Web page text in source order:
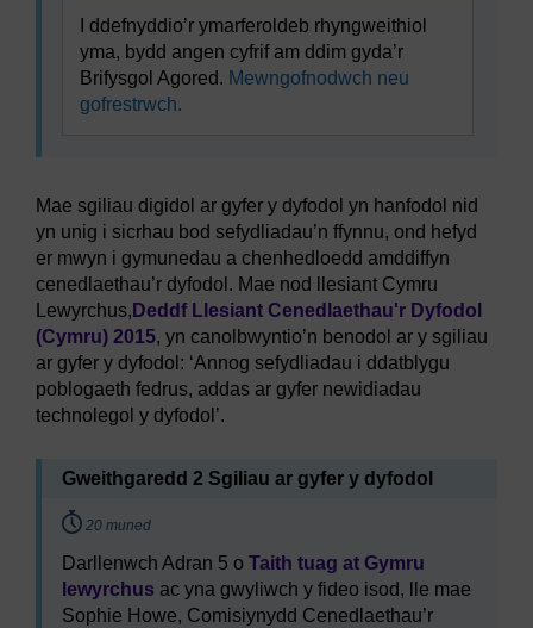
I ddefnyddio’r ymarferoldeb rhyngweithiol
yma, bydd angen cyfrif am ddim gyda’r
Brifysgol Agored. Mewngofnodwch neu
gofrestrwch.
Mae sgiliau digidol ar gyfer y dyfodol yn hanfodol nid
yn unig i sicrhau bod sefydliadau’n ffynnu, ond hefyd
er mwyn i gymunedau a chenhedloedd amddiffyn
cenedlaethau’r dyfodol. Mae nod llesiant Cymru
Lewyrchus, Deddf Llesiant Cenedlaethau'r Dyfodol
(Cymru) 2015, yn canolbwyntio’n benodol ar y sgiliau
ar gyfer y dyfodol: ‘Annog sefydliadau i ddatblygu
poblogaeth fedrus, addas ar gyfer newidiadau
technolegol y dyfodol’.
Gweithgaredd 2 Sgiliau ar gyfer y dyfodol
Timing:
20 muned
Darllenwch Adran 5 o Taith tuag at Gymru
lewyrchus ac yna gwyliwch y fideo isod, lle mae
Sophie Howe, Comisiynydd Cenedlaethau’r